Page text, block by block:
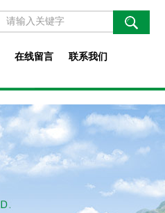
在线留言 联系我们